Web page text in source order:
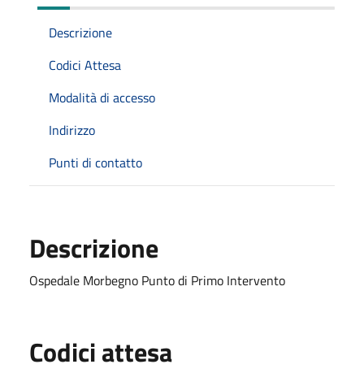
Descrizione
Codici Attesa
Modalità di accesso
Indirizzo
Punti di contatto
Descrizione
Ospedale Morbegno Punto di Primo Intervento
Codici attesa